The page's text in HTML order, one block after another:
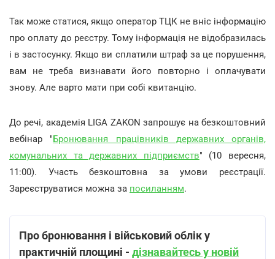
Так може статися, якщо оператор ТЦК не вніс інформацію
про оплату до реєстру. Тому інформація не відобразилась
і в застосунку. Якщо ви сплатили штраф за це порушення,
вам не треба визнавати його повторно і оплачувати
знову. Але варто мати при собі квитанцію.
До речі, академія LIGA ZAKON запрошує на безкоштовний
вебінар "Бронювання працівників державних органів,
комунальних та державних підприємств" (10 вересня,
11:00). Участь безкоштовна за умови реєстрації.
Зареєструватися можна за посиланням.
Про бронювання і військовий облік у
практичній площині - дізнавайтесь у новій